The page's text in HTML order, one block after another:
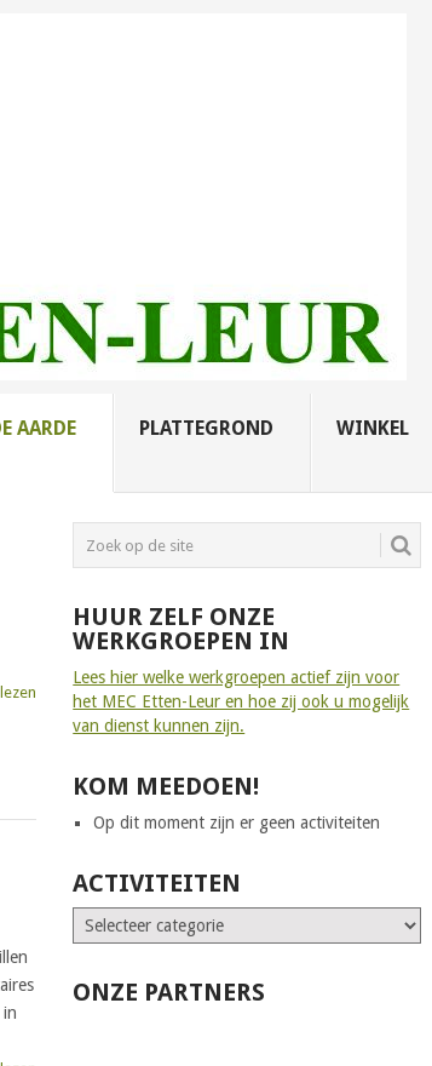
AARDE PLATTEGROND WINKEL
in
HUUR ZELF ONZE
WERKGROEPEN IN
Lees hier welke werkgroepen actief zijn voor
het MEC Etten-Leur en hoe zij ook u mogelijk
van dienst kunnen zijn.
KOM MEEDOEN!
Op dit moment zijn er geen activiteiten
ACTIVITEITEN
ONZE PARTNERS